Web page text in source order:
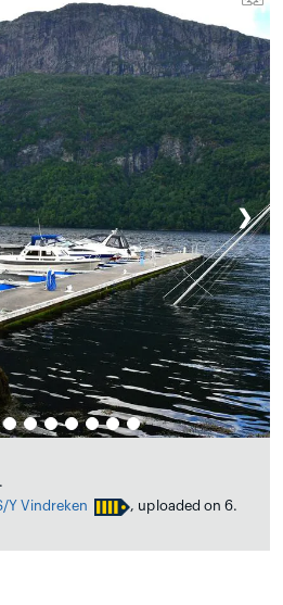
❯
Y Vindreken
, uploaded on 6.